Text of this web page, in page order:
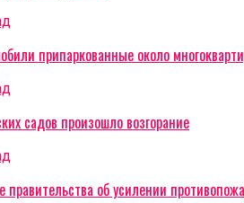
припаркованные около
садов произошло возгорание
об усилении